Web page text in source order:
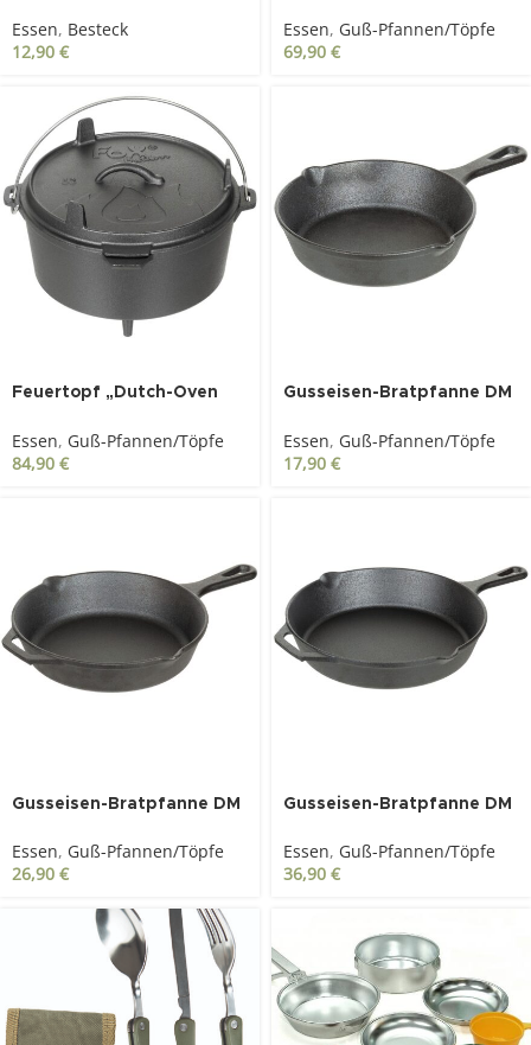
Essen, Besteck
12,90 €
Essen, Guß-Pfannen/Töpfe
69,90 €
Feuertopf „Dutch-Oven
Essen, Guß-Pfannen/Töpfe
84,90 €
Gusseisen-Bratpfanne DM
Essen, Guß-Pfannen/Töpfe
17,90 €
Gusseisen-Bratpfanne DM
Essen, Guß-Pfannen/Töpfe
26,90 €
Gusseisen-Bratpfanne DM
Essen, Guß-Pfannen/Töpfe
36,90 €